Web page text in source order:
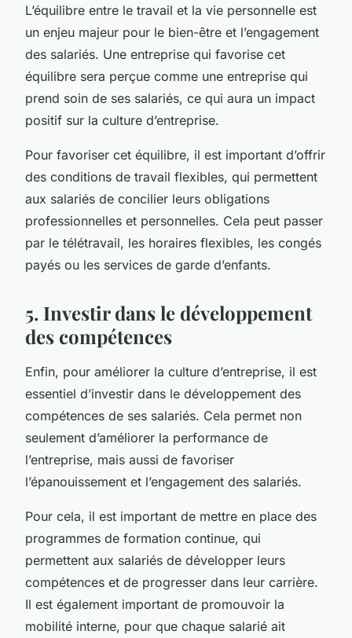
L’équilibre entre le travail et la vie personnelle est
un enjeu majeur pour le bien-être et l’engagement
des salariés. Une entreprise qui favorise cet
équilibre sera perçue comme une entreprise qui
prend soin de ses salariés, ce qui aura un impact
positif sur la culture d’entreprise.
Pour favoriser cet équilibre, il est important d’offrir
des conditions de travail flexibles, qui permettent
aux salariés de concilier leurs obligations
professionnelles et personnelles. Cela peut passer
par le télétravail, les horaires flexibles, les congés
payés ou les services de garde d’enfants.
5. Investir dans le développement
des compétences
Enfin, pour améliorer la culture d’entreprise, il est
essentiel d’investir dans le développement des
compétences de ses salariés. Cela permet non
seulement d’améliorer la performance de
l’entreprise, mais aussi de favoriser
l’épanouissement et l’engagement des salariés.
Pour cela, il est important de mettre en place des
programmes de formation continue, qui
permettent aux salariés de développer leurs
compétences et de progresser dans leur carrière.
Il est également important de promouvoir la
mobilité interne, pour que chaque salarié ait